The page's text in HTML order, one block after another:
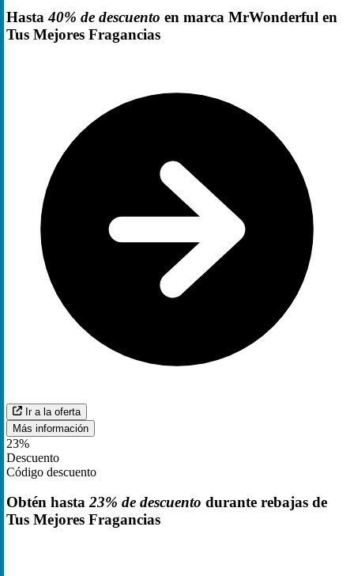
Hasta40% de descuento en marca MrWonderful en
Tus Mejores Fragancias
Ir a la oferta
Más información
23%
Descuento
Código descuento
Obtén hasta23% de descuento durante rebajas de
Tus Mejores Fragancias